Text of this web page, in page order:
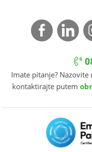
Imate pitanje?
kontaktirajte putem